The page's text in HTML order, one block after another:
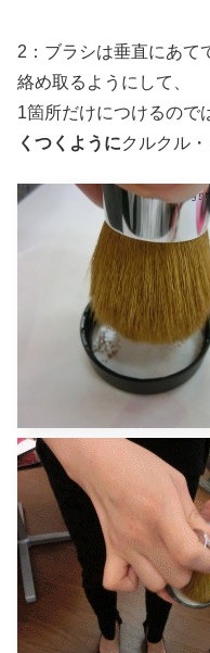
2：ブラシは垂直にあて
絡め取るようにして、
1箇所だけにつけるので
くつくようにクルクル